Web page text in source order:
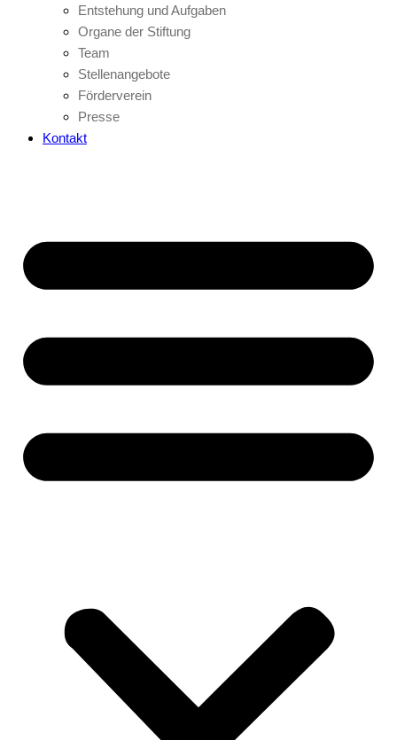
Entstehung und Aufgaben
Organe der Stiftung
Team
Stellenangebote
Förderverein
Presse
Kontakt